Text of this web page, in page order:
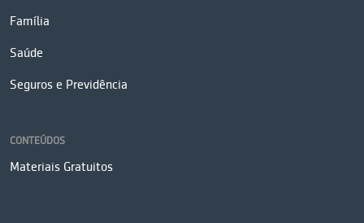
Família
Saúde
Seguros e Previdência
CONTEÚDOS
Materiais Gratuitos